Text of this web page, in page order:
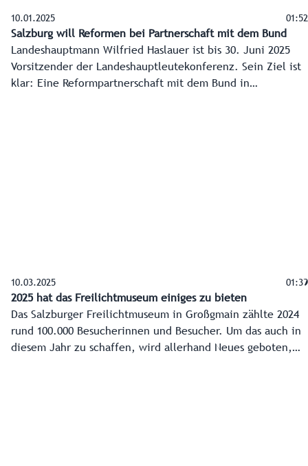
10.01.2025 01:52
Salzburg will Reformen bei Partnerschaft mit dem Bund
Landeshauptmann Wilfried Haslauer ist bis 30. Juni 2025
Vorsitzender der Landeshauptleutekonferenz. Sein Ziel ist
klar: Eine Reformpartnerschaft mit dem Bund in
10.03.2025 01:39
2025 hat das Freilichtmuseum einiges zu bieten
Das Salzburger Freilichtmuseum in Großgmain zählte 2024
rund 100.000 Besucherinnen und Besucher. Um das auch in
diesem Jahr zu schaffen, wird allerhand Neues geboten,